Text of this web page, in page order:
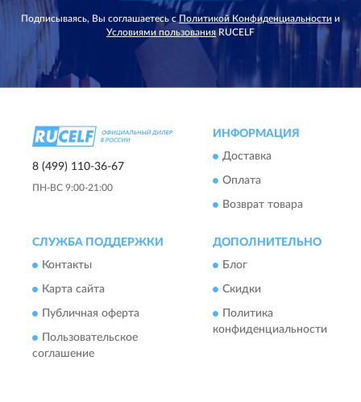
Подписываясь, Вы соглашаетесь с Политикой Конфиденциальности и
Условиями пользованияRUCELF
8 (499) 110-36-67
ПН-ВС 9:00-21:00
ИНФОРМАЦИЯ
Доставка
Оплата
Возврат товара
СЛУЖБА ПОДДЕРЖКИ
Контакты
Карта сайта
Публичная оферта
Пользовательское
соглашение
ДОПОЛНИТЕЛЬНО
Блог
Скидки
Политика
конфиденциальности